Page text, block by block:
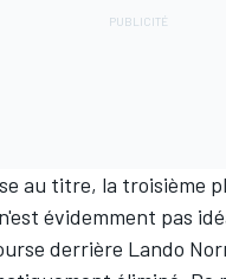
au titre, la troisième
évidemment pas
derrière Lando